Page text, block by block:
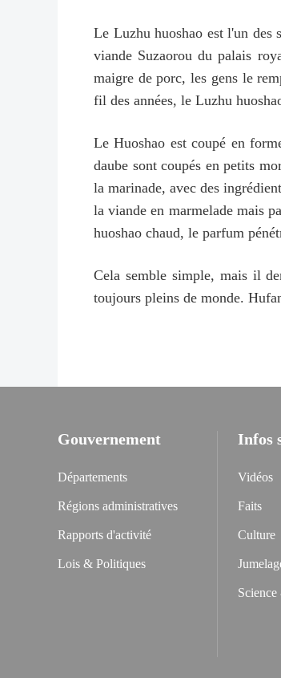
Le Luzhu huoshao est l'un
viande Suzaorou du palais
maigre de porc, les gens le
fil des années, le Luzhu
Le Huoshao est coupé en
daube sont coupés en petits
la marinade, avec des
la viande en marmelade mais
huoshao chaud, le parfum
Cela semble simple, mais il
toujours pleins de monde.
Gouvernement
Départements
Régions administratives
Rapports d'activité
Lois & Politiques
Infos
Vidéos
Faits
Culture